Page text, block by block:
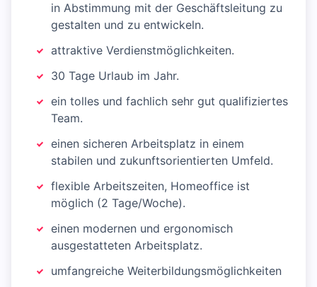
in Abstimmung mit der Geschäftsleitung zu
gestalten und zu entwickeln.
attraktive Verdienstmöglichkeiten.
30 Tage Urlaub im Jahr.
ein tolles und fachlich sehr gut qualifiziertes
Team.
einen sicheren Arbeitsplatz in einem
stabilen und zukunftsorientierten Umfeld.
flexible Arbeitszeiten, Homeoffice ist
möglich (2 Tage/Woche).
einen modernen und ergonomisch
ausgestatteten Arbeitsplatz.
umfangreiche Weiterbildungsmöglichkeiten